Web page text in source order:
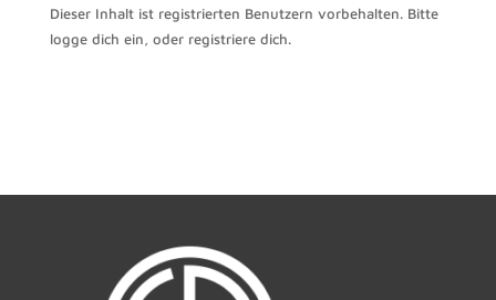
Dieser Inhalt ist registrierten Benutzern vorbehalten. Bitte
logge dich ein, oder registriere dich.